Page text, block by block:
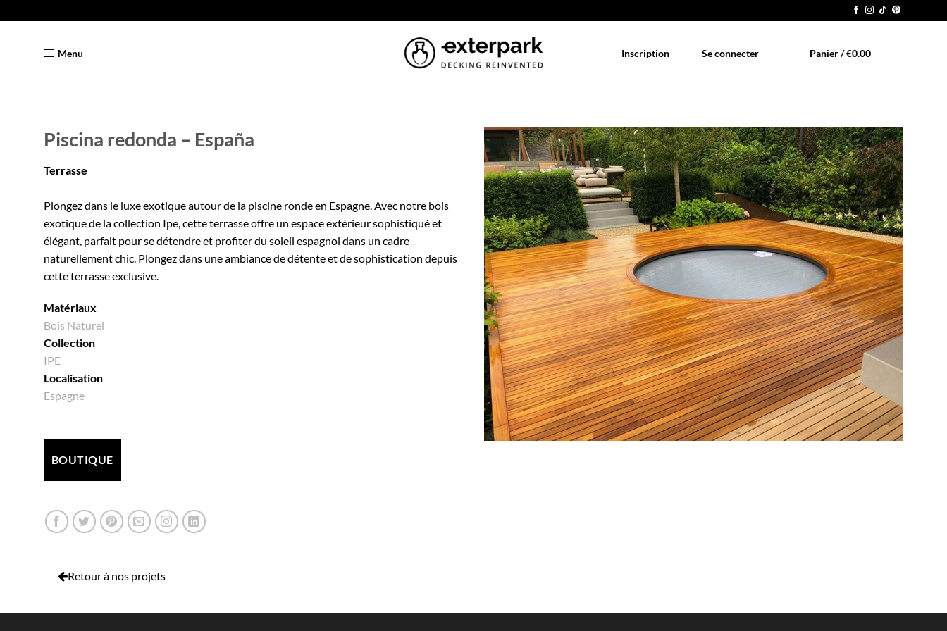
au
Menu Inscription Se connecter Panier /€0.00
Piscina redonda – España
Terrasse
Plongez dans le luxe exotique autour de la piscine ronde en Espagne. Avec notre bois
exotique de la collection Ipe, cette terrasse offre un espace extérieur sophistiqué et
élégant, parfait pour se détendre et profiter du soleil espagnol dans un cadre
naturellement chic. Plongez dans une ambiance de détente et de sophistication depuis
cette terrasse exclusive.
Matériaux
Bois Naturel
Collection
IPE
Localisation
Espagne
BOUTIQUE
Retour à nos projets